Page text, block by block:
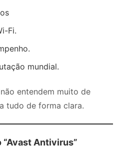
Fi.
mundial.
entendem muito de
tudo de forma clara.
Antivirus”